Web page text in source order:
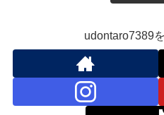
udontaro7389